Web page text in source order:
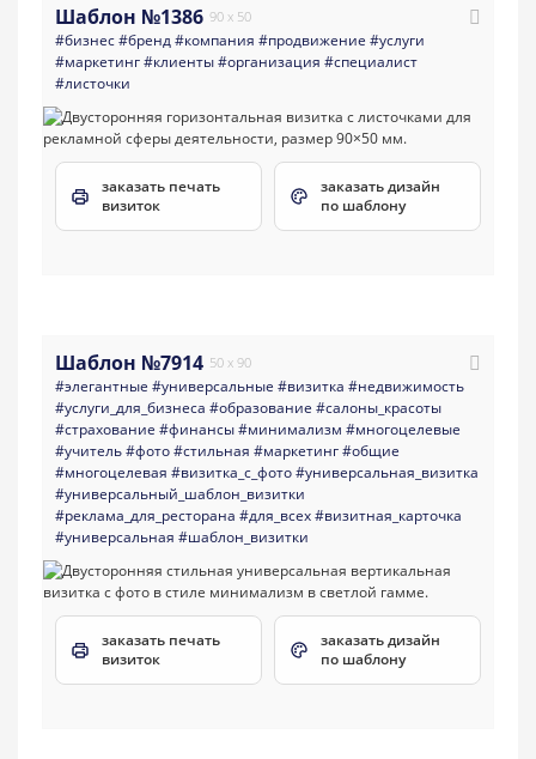
Шаблон №1386 90 x 50
#бизнес#бренд#компания #продвижение #услуги
#маркетинг#клиенты#организация #специалист
#листочки
заказать печать
визиток
заказать дизайн
по шаблону
Шаблон №7914 50 x 90
#элегантные #универсальные #визитка #недвижимость
#услуги_для_бизнеса #образование #салоны_красоты
#страхование #финансы#минимализм #многоцелевые
#учитель#фото#стильная #маркетинг#общие
#многоцелевая #визитка_с_фото#универсальная_визитка
#универсальный_шаблон_визитки
#реклама_для_ресторана #для_всех#визитная_карточка
#универсальная #шаблон_визитки
заказать печать
визиток
заказать дизайн
по шаблону